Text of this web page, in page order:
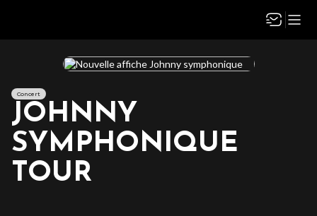
Concert
JOHNNY
SYMPHONIQUE
TOUR